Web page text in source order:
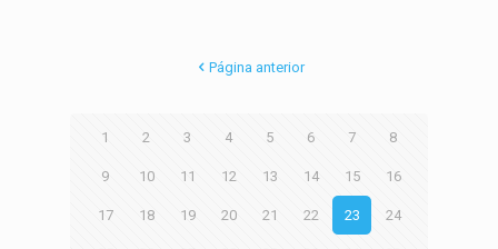
Página anterior
1 2 3 4 5 6 7 8
9 10 11 12 13 14 15 16
17 18 19 20 21 22 23 24